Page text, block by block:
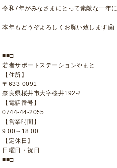
令和7年がみなさまにとって素敵な一年
本年もどうぞよろしくお願い致します🤗
若者サポートステーションやまと
【住所】
〒633-0091
奈良県桜井市大字桜井192-2
【電話番号】
0744-44-2055
【営業時間】
9:00～18:00
【定休日】
日曜日・祝日